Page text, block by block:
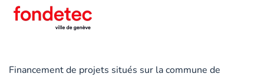
Financement de projets situés sur la commune de